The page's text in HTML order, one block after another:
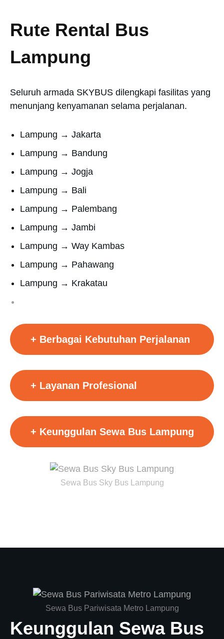
Rute Rental Bus
Lampung
Seluruh armada SKYBUS dilengkapi fasilitas yang
menunjang kenyamanan selama perjalanan.
Lampung → Jakarta
Lampung → Bandung
Lampung → Jogja
Lampung → Bali
Lampung → Palembang
Lampung → Jambi
Lampung → Way Kambas
Lampung → Pahawang
Lampung → Krakatau
+ Berbagai Kebutuhan Perjalanan
+ Layanan Profesional
+ Keunggulan Sewa Bus Lampung
Sewa Bus Sky Bus Lampung
Sewa Bus Pariwisata Metro Lampung
Keunggulan Sewa Bus